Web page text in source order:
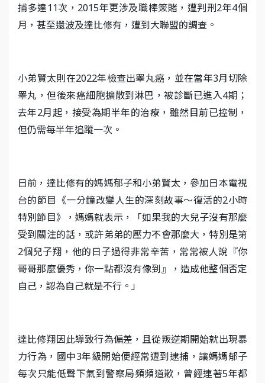
捕多達11次，2015年更涉及職棒簽賭，遭判刑2年4個
月，甚至還波及達比修有，遭到大聯盟的調查。
小弟賢太則在2022年檢查出睪丸癌，並在當年3月切除
睪丸，但後來癌細胞擴散到淋巴，被診斷已進入4期；
去年2月起，接受為期半年的治療，雖然目前已控制，
但仍需每半年追蹤一次。
日前，達比修有的媽媽郁子和小弟賢太，參加日本電視
台的節目《一分鐘改變人生的深刻故事～復活的2小時
特別節目》，媽媽就表示，「如果我的大兒子沒有那麼
受到關注的話，或許弟弟的壓力不會那麼大，特別是第
2個兒子翔，他的日子過得非常辛苦，常常被人說『你
哥哥那麼優秀，你一點都沒有像到』，造成他整個否定
自己，認為自己就是不行。」
達比修翔因此導致行為偏差，且從叛逆期開始就出現暴
力行為，國中3年級開始便經常遭到逮捕，讓媽媽郁子
每次只能低聲下氣到警察局頻頻道歉，曾經連著5年都